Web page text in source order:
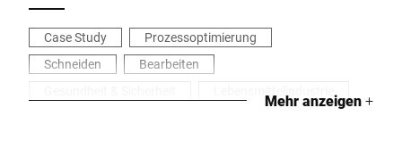
Case Study
Prozessoptimierung
Schneiden
Bearbeiten
Mehr anzeigen+